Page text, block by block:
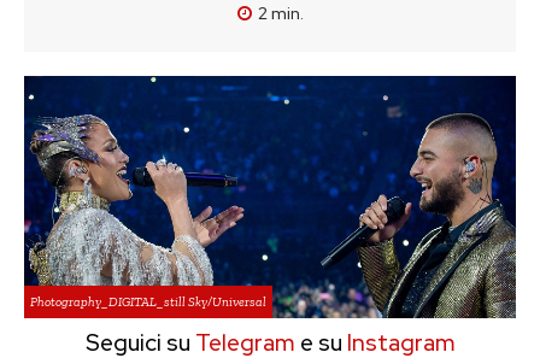
2min.
Photography_DIGITAL_still Sky/Universal
Seguici su Telegram e su Instagram